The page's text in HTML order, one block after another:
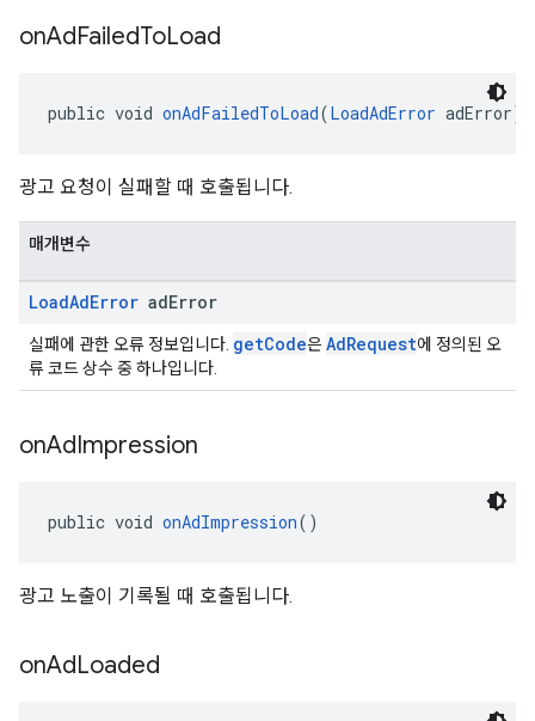
onAdFailedToLoad
public void onAdFailedToLoad(LoadAdError adError)
광고 요청이 실패할 때 호출됩니다.
매개변수
LoadAdError adError
실패에 관한 오류 정보입니다. getCode은AdRequest에 정의된 오
류 코드 상수 중 하나입니다.
onAdImpression
public void onAdImpression()
광고 노출이 기록될 때 호출됩니다.
onAdLoaded